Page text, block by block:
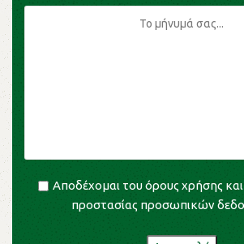
Αποδέχομαι τουόρους χρήσης
προστασίας προσωπικών